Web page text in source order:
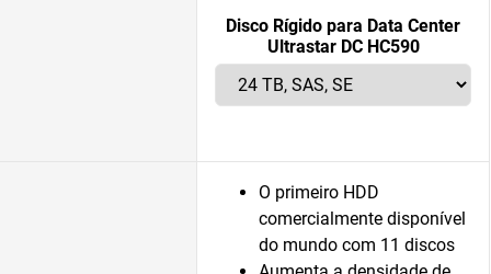
Disco Rígido para Data Center
Ultrastar DC HC590
O primeiro HDD
comercialmente disponível
do mundo com 11 discos